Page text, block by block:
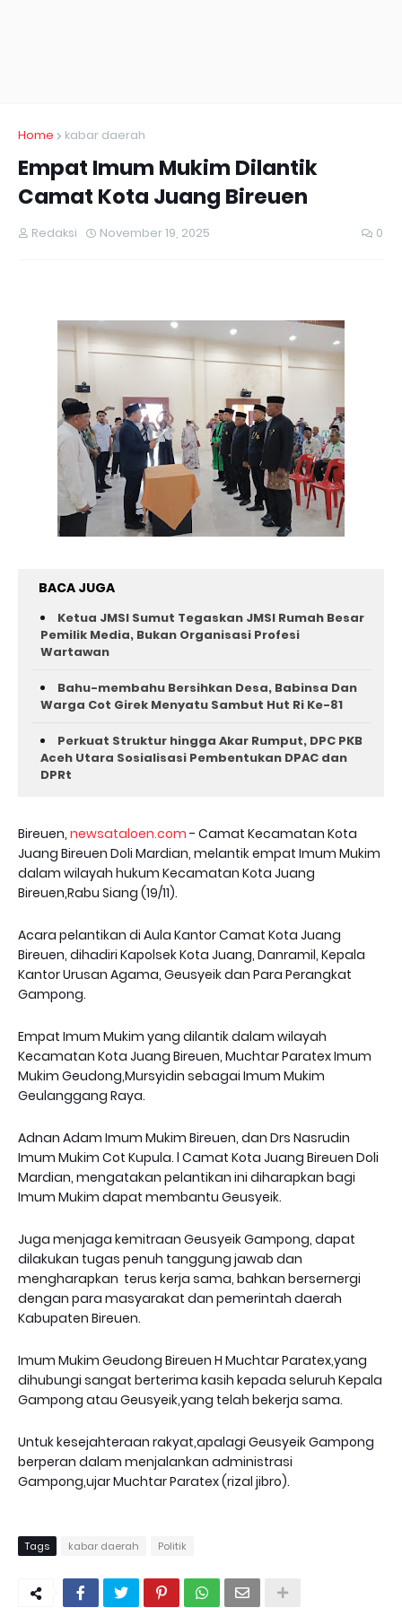
Home kabar daerah
Empat Imum Mukim Dilantik
Camat Kota Juang Bireuen
Redaksi November 19, 2025 0
BACA JUGA
Ketua JMSI Sumut Tegaskan JMSI Rumah Besar
Pemilik Media, Bukan Organisasi Profesi
Wartawan
Bahu-membahu Bersihkan Desa, Babinsa Dan
Warga Cot Girek Menyatu Sambut Hut Ri Ke-81 ‎
Perkuat Struktur hingga Akar Rumput, DPC PKB
Aceh Utara Sosialisasi Pembentukan DPAC dan
DPRt
Bireuen, newsataloen.com - Camat Kecamatan Kota
Juang Bireuen Doli Mardian, melantik empat Imum Mukim
dalam wilayah hukum Kecamatan Kota Juang
Bireuen,Rabu Siang (19/11).
Acara pelantikan di Aula Kantor Camat Kota Juang
Bireuen, dihadiri Kapolsek Kota Juang, Danramil, Kepala
Kantor Urusan Agama, Geusyeik dan Para Perangkat
Gampong.
Empat Imum Mukim yang dilantik dalam wilayah
Kecamatan Kota Juang Bireuen, Muchtar Paratex Imum
Mukim Geudong,Mursyidin sebagai Imum Mukim
Geulanggang Raya.
Adnan Adam Imum Mukim Bireuen, dan Drs Nasrudin
Imum Mukim Cot Kupula. l Camat Kota Juang Bireuen Doli
Mardian, mengatakan pelantikan ini diharapkan bagi
Imum Mukim dapat membantu Geusyeik.
Juga menjaga kemitraan Geusyeik Gampong, dapat
dilakukan tugas penuh tanggung jawab dan
mengharapkan terus kerja sama, bahkan bersernergi
dengan para masyarakat dan pemerintah daerah
Kabupaten Bireuen.
Imum Mukim Geudong Bireuen H Muchtar Paratex,yang
dihubungi sangat berterima kasih kepada seluruh Kepala
Gampong atau Geusyeik,yang telah bekerja sama.
Untuk kesejahteraan rakyat,apalagi Geusyeik Gampong
berperan dalam menjalankan administrasi
Gampong,ujar Muchtar Paratex (rizal jibro).
Tags kabar daerah Politik